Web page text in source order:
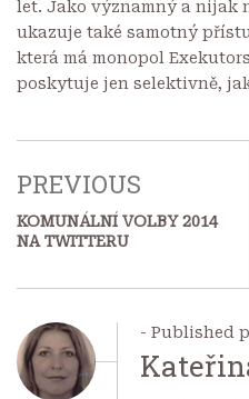
let. Jako významný a nijak
ukazuje také samotný
která má monopol
poskytuje jen selektivně,
PREVIOUS
KOMUNÁLNÍ VOLBY 2014
NA TWITTERU
- Published